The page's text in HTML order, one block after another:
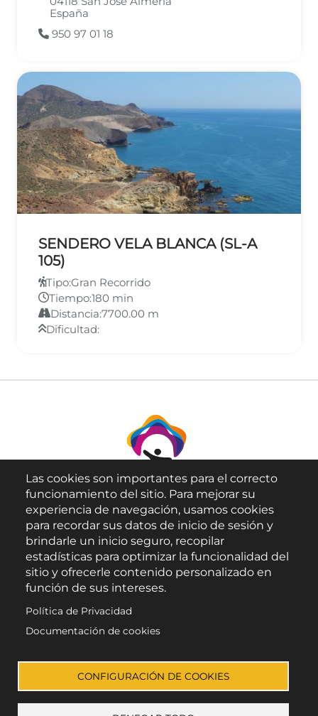
España
950 97 01 18
SENDERO VELA BLANCA (SL-A
105)
Tipo:Gran Recorrido
Tiempo:180 min
Distancia:7700.00 m
Dificultad:
Aviso Legal
Política de Privacidad
Accesibilidad
Las cookies son importantes para el correcto
funcionamiento del sitio. Para mejorar su
experiencia de navegación, usamos cookies
para recordar sus datos de inicio de sesión y
brindarle un inicio seguro, recopilar
estadísticas para optimizar la funcionalidad del
sitio y ofrecerle contenido personalizado en
función de sus intereses.
Política de Privacidad
Documentación de cookies
CONFIGURACIÓN DE COOKIES